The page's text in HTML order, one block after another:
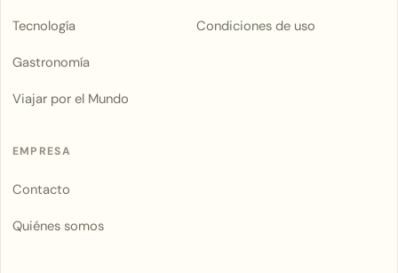
Tecnología
Gastronomía
Viajar por el Mundo
Condiciones de uso
EMPRESA
Contacto
Quiénes somos